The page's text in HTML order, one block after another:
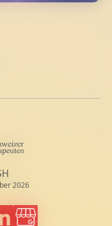
VSH
2026